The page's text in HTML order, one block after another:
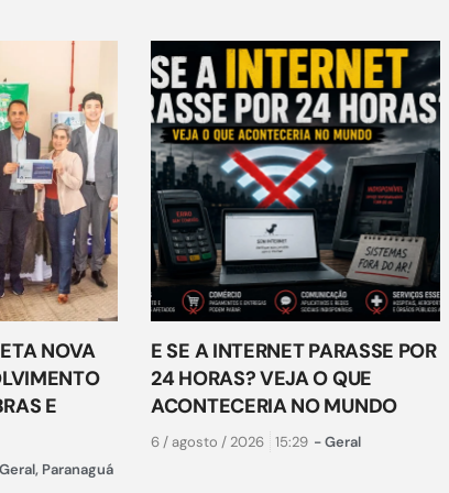
NOVA
E
, Paranaguá
E SE A INTERNET PARASSE POR
24 HORAS? VEJA O QUE
ACONTECERIA NO MUNDO
6 / agosto / 2026 15:29 -Geral